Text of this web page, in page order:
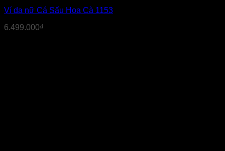
Ví da nữ Cá Sấu Hoa Cà 1153
6.499.000₫